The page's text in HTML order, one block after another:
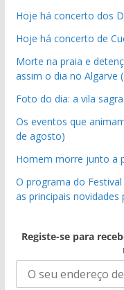
Hoje há concerto dos
Hoje há concerto de
Morte na praia e
assim o dia no Algarve
Foto do dia: a vila
Os eventos que
de agosto)
Homem morre junto a
O programa do
as principais novidades
Registe-se para